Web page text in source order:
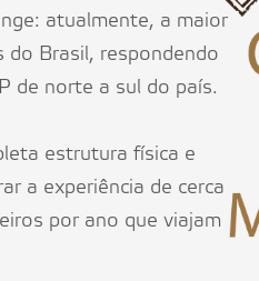
atualmente, a maior
do Brasil, respondendo
de norte a sul do país.
estrutura física e
a experiência de cerca
por ano que viajam